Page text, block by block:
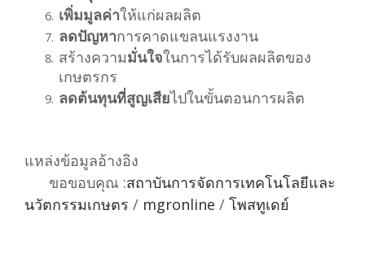
เพิ่มมูลค่าให้แก่ผลผลิต
ลดปัญหาการคาดแขลนแรงงาน
สร้างความมั่นใจในการได้รับผลผลิตของ
เกษตรกร
ลดต้นทุนที่สูญเสียไปในขั้นตอนการผลิต
แหล่งข้อมูลอ้างอิง
ขอขอบคุณ :สถาบันการจัดการเทคโนโลยีและ
นวัตกรรมเกษตร / mgronline / โพสทูเดย์